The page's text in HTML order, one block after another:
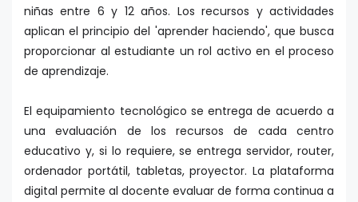
niñas entre 6 y 12 años. Los recursos y actividades
aplican el principio del 'aprender haciendo', que busca
proporcionar al estudiante un rol activo en el proceso
de aprendizaje.
El equipamiento tecnológico se entrega de acuerdo a
una evaluación de los recursos de cada centro
educativo y, si lo requiere, se entrega servidor, router,
ordenador portátil, tabletas, proyector. La plataforma
digital permite al docente evaluar de forma continua a